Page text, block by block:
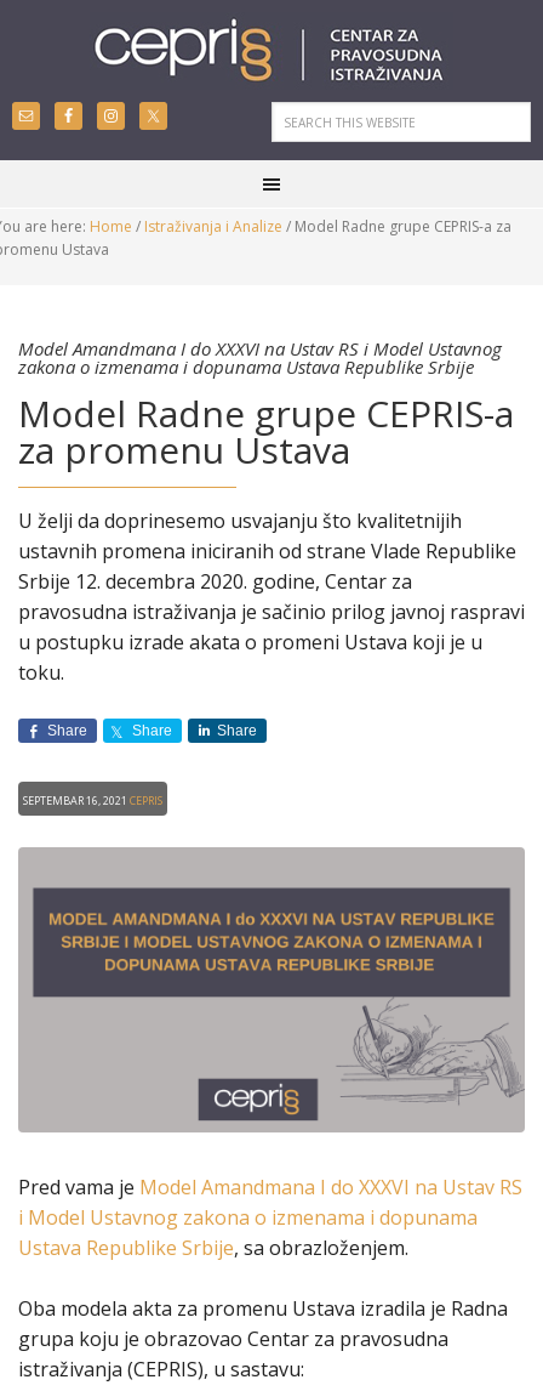
are here: Home / Istraživanja i Analize / Model Radne grupe CEPRIS-a za
Ustava
Model Amandmana I do XXXVI na Ustav RS i Model Ustavnog
zakona o izmenama i dopunama Ustava Republike Srbije
Model Radne grupe CEPRIS-a
za promenu Ustava
U želji da doprinesemo usvajanju što kvalitetnijih
ustavnih promena iniciranih od strane Vlade Republike
Srbije 12. decembra 2020. godine, Centar za
pravosudna istraživanja je sačinio prilog javnoj raspravi
u postupku izrade akata o promeni Ustava koji je u
toku.
Share Share Share
Septembar 16, 2021 CEPRIS
Pred vama je Model Amandmana I do XXXVI na Ustav RS
i Model Ustavnog zakona o izmenama i dopunama
Ustava Republike Srbije, sa obrazloženjem.
Oba modela akta za promenu Ustava izradila je Radna
grupa koju je obrazovao Centar za pravosudna
istraživanja (CEPRIS), u sastavu: